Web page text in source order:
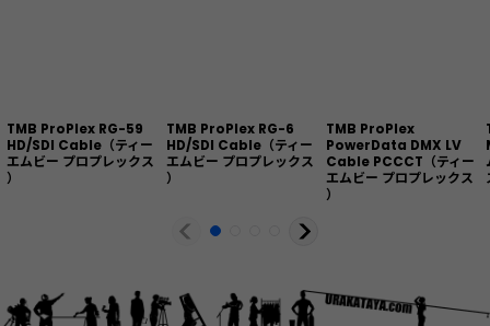
TMB ProPlex RG-59
HD/SDI Cable（ティー
エムビー プロプレックス
）
TMB ProPlex RG-6
HD/SDI Cable（ティー
エムビー プロプレックス
）
TMB ProPlex
PowerData DMX LV
Cable PCCCT（ティー
エムビー プロプレックス
）